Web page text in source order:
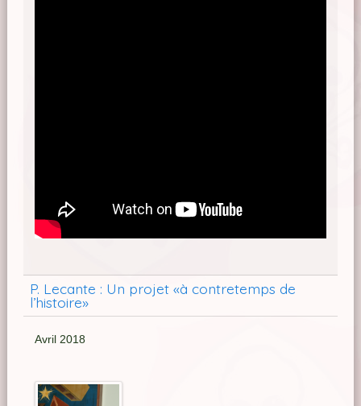
P. Lecante : Un projet «à contretemps de
l’histoire»
Avril 2018